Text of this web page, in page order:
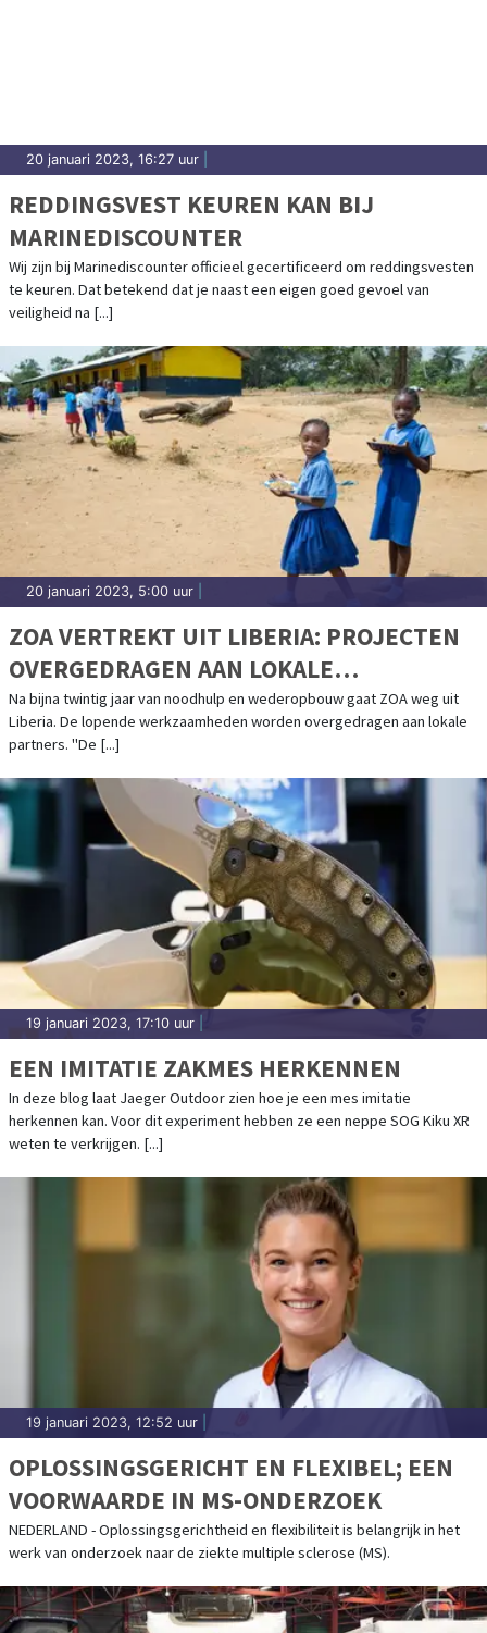
20 januari 2023, 16:27 uur
REDDINGSVEST KEUREN KAN BIJ
MARINEDISCOUNTER
Wij zijn bij Marinediscounter officieel gecertificeerd om reddingsvesten
te keuren. Dat betekend dat je naast een eigen goed gevoel van
veiligheid na [...]
20 januari 2023, 5:00 uur
ZOA VERTREKT UIT LIBERIA: PROJECTEN
OVERGEDRAGEN AAN LOKALE
ORGANISATIES
Na bijna twintig jaar van noodhulp en wederopbouw gaat ZOA weg uit
Liberia. De lopende werkzaamheden worden overgedragen aan lokale
partners. "De [...]
19 januari 2023, 17:10 uur
EEN IMITATIE ZAKMES HERKENNEN
In deze blog laat Jaeger Outdoor zien hoe je een mes imitatie
herkennen kan. Voor dit experiment hebben ze een neppe SOG Kiku XR
weten te verkrijgen. [...]
19 januari 2023, 12:52 uur
OPLOSSINGSGERICHT EN FLEXIBEL; EEN
VOORWAARDE IN MS-ONDERZOEK
NEDERLAND - Oplossingsgerichtheid en flexibiliteit is belangrijk in het
werk van onderzoek naar de ziekte multiple sclerose (MS).